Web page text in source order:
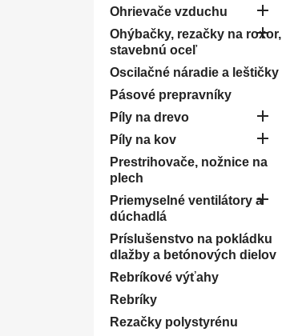
Ohrievače vzduchu 
Ohýbačky, rezačky na roxor,
stavebnú oceľ

Oscilačné náradie a leštičky
Pásové prepravníky
Píly na drevo

Píly na kov 
Prestrihovače, nožnice na
plech
Priemyselné ventilátory a
dúchadlá

Príslušenstvo na pokládku
dlažby a betónových dielov
Rebríkové výťahy
Rebríky
Rezačky polystyrénu